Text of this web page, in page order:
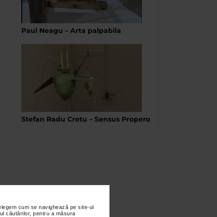
cum se navighează pe site-ul
căutărilor, pentru a măsura
Paul Neagu – Arta palpabila
Stefan Radu Cretu – Sensus Propero